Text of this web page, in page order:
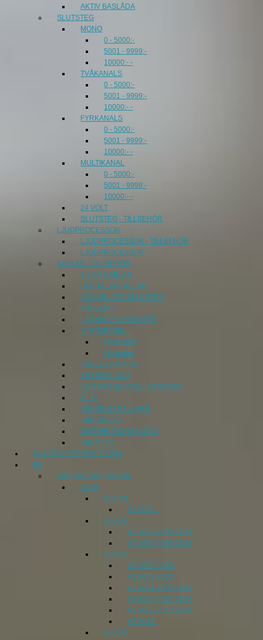
AKTIV BASLÅDA
SLUTSTEG
MONO
0 - 5000:-
5001 - 9999:-
10000:- -
TVÅKANALS
0 - 5000:-
5001 - 9999:-
10000:- -
FYRKANALS
0 - 5000:-
5001 - 9999:-
10000:- -
MULTIKANAL
0 - 5000:-
5001 - 9999:-
10000:- -
24 VOLT
SLUTSTEG - TILLBEHÖR
LJUDPROCESSOR
LJUDPROCESSOR - TILLBEHÖR
LJUDPROCESSOR
KABLAR - TILLBEHÖR
3,5MM KABLAR
HÖGTALARKABLAR
ISOKABLAGE SLUTSTEG
KABELKIT
LÅGNIVÅ/ KONTAKTER
STRÖMKABEL
Hela rullar
Lösmeter
KABELSTRUMPA
KRYMPSLANG
KONTAKTER/ ANSLUTNINGAR
TEJP
SÄKRINGSHÅLLARE
SÄKRINGAR
DISTRIBUTIONSBLOCK
VERKTYG
KAMERA INTERFACE OEM
BIL
VAD PASSAR I MIN BIL
AUDI
Audi A1
A1 2010 -
Audi A2
A2 1999-2005 1DIN
A2 1999-2005 2DIN
Audi A3
A3 1996-2000
A3 2001-2003
A3 2004-2007 1DIN
A3 2004-2007 2DIN
A3 2008-2013 2DIN
A3 2014-
Audi A4